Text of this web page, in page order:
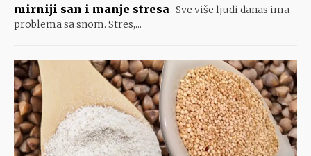
mirniji san i manje stresa Sve više ljudi danas ima
problema sa snom. Stres,...